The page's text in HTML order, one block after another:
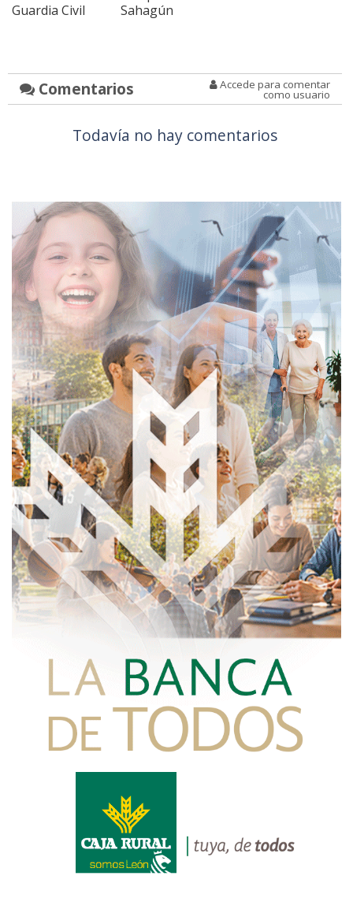
Guardia Civil
Sahagún
Comentarios Accede para comentar
como usuario
Todavía no hay comentarios